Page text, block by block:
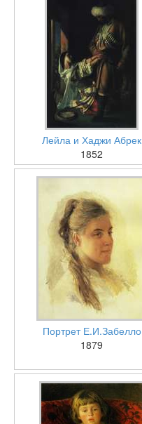
Лейла и Хаджи Абрек
1852
Портрет Е.И.Забелло
1879